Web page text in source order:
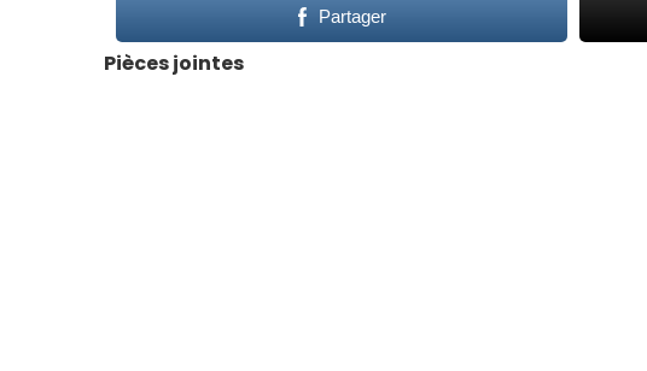
Partager
Pièces jointes